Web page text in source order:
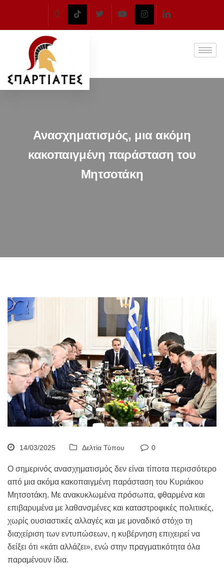
Ανασχηματισμός, μια ακόμη
κακοπαιγμένη παράσταση του
Μητσοτάκη
14/03/2025 Δελτία Τύπου 0
Ο σημερινός ανασχηματισμός δεν είναι τίποτα περισσότερο
από μια ακόμα κακοπαιγμένη παράσταση του Κυριάκου
Μητσοτάκη. Με ανακυκλωμένα πρόσωπα, φθαρμένα και
επιβαρυμένα με λαθανσμένες και καταστροφικές πολιτικές,
χωρίς ουσιαστικές αλλαγές και με μοναδικό στόχο τη
διαχείριση των εντυπώσεων, η κυβέρνηση επιχειρεί να
δείξει ότι «κάτι αλλάζει», ενώ στην πραγματικότητα όλα
παραμένουν ίδια.